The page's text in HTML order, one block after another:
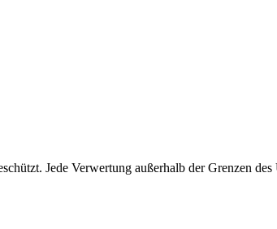
Jede Verwertung außerhalb der Grenzen des